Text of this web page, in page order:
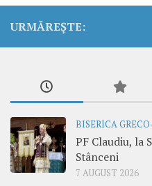
URMĂREȘTE:
BISERICA
PF Claudiu, la
Stânceni
7 AUGUST 2026